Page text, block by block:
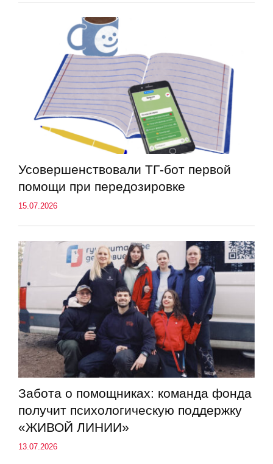
Усовершенствовали ТГ-бот первой
помощи при передозировке
15.07.2026
Забота о помощниках: команда фонда
получит психологическую поддержку
«ЖИВОЙ ЛИНИИ»
13.07.2026